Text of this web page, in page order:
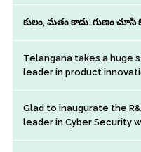
కులం, మతం కాదు..గుణం
Telangana takes a huge
leader in product
Glad to inaugurate the
leader in Cyber Security